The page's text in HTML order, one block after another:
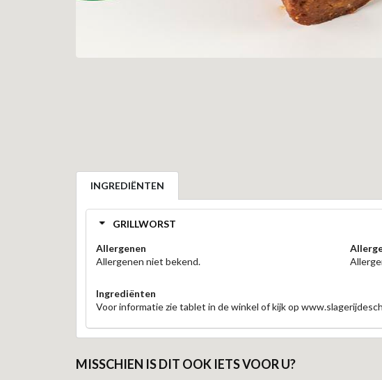
INGREDIËNTEN
GRILLWORST
Allergenen
Allergenen niet bekend.
Ingrediënten
Voor informatie zie tablet in de winkel of kijk op
MISSCHIEN IS DIT OOK IETS VOOR U?